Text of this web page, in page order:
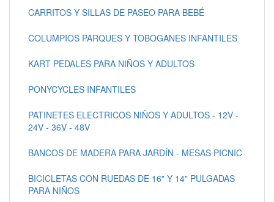
CARRITOS Y SILLAS DE PASEO PARA BEBÉ
COLUMPIOS PARQUES Y TOBOGANES INFANTILES
KART PEDALES PARA NIÑOS Y ADULTOS
PONYCYCLES INFANTILES
PATINETES ELECTRICOS NIÑOS Y ADULTOS - 12V -
24V - 36V - 48V
BANCOS DE MADERA PARA JARDÍN - MESAS PICNIC
BICICLETAS CON RUEDAS DE 16" Y 14" PULGADAS
PARA NIÑOS